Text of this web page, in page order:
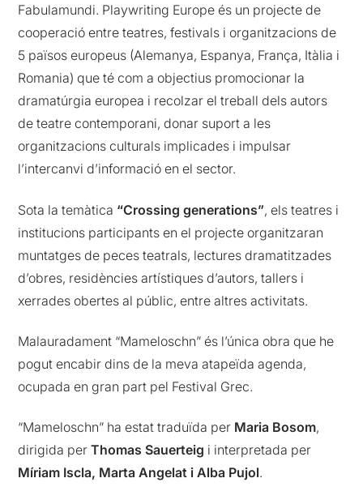
Fabulamundi. Playwriting Europe és un projecte de
cooperació entre teatres, festivals i organitzacions de
5 països europeus (Alemanya, Espanya, França, Itàlia i
Romania) que té com a objectius promocionar la
dramatúrgia europea i recolzar el treball dels autors
de teatre contemporani, donar suport a les
organitzacions culturals implicades i impulsar
l’intercanvi d’informació en el sector.
Sota la temàtica “Crossing generations”, els teatres i
institucions participants en el projecte organitzaran
muntatges de peces teatrals, lectures dramatitzades
d’obres, residències artístiques d’autors, tallers i
xerrades obertes al públic, entre altres activitats.
Malauradament “Mameloschn” és l’única obra que he
pogut encabir dins de la meva atapeïda agenda,
ocupada en gran part pel Festival Grec.
“Mameloschn” ha estat traduïda per Maria Bosom,
dirigida perThomas Sauerteig i interpretada per
Míriam Iscla, Marta Angelat i Alba Pujol.